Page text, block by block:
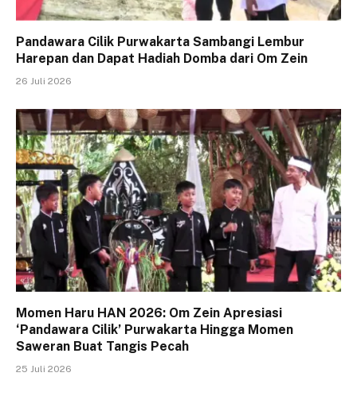
Pandawara Cilik Purwakarta Sambangi Lembur
Harepan dan Dapat Hadiah Domba dari Om Zein
26 Juli 2026
Momen Haru HAN 2026: Om Zein Apresiasi
‘Pandawara Cilik’ Purwakarta Hingga Momen
Saweran Buat Tangis Pecah
25 Juli 2026